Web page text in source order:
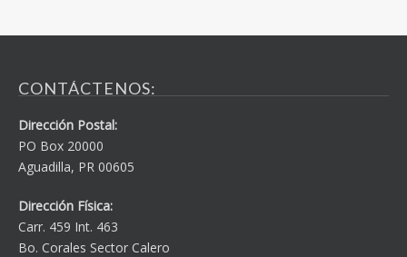
CONTÁCTENOS:
Dirección Postal:
PO Box 20000
Aguadilla, PR 00605
Dirección Física:
Carr. 459 Int. 463
Bo. Corales Sector Calero